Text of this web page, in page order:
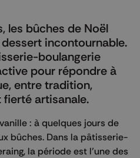
les bûches de Noël
incontournable.
boulangerie
pour répondre à
entre tradition,
artisanale.
: à quelques jours de
bûches. Dans la pâtisserie-
la période est l’une des